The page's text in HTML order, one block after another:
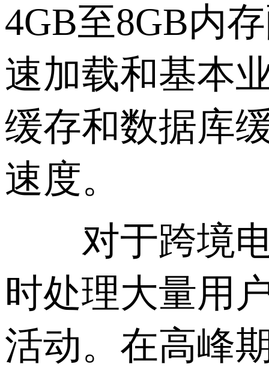
4GB至8GB内
速加载和基本
缓存和数据库
速度。
对于跨境电
时处理大量用
活动。在高峰